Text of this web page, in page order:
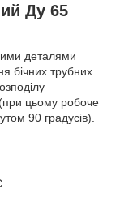
Ду 65
деталями
бічних трубних
цьому робоче
90 градусів).